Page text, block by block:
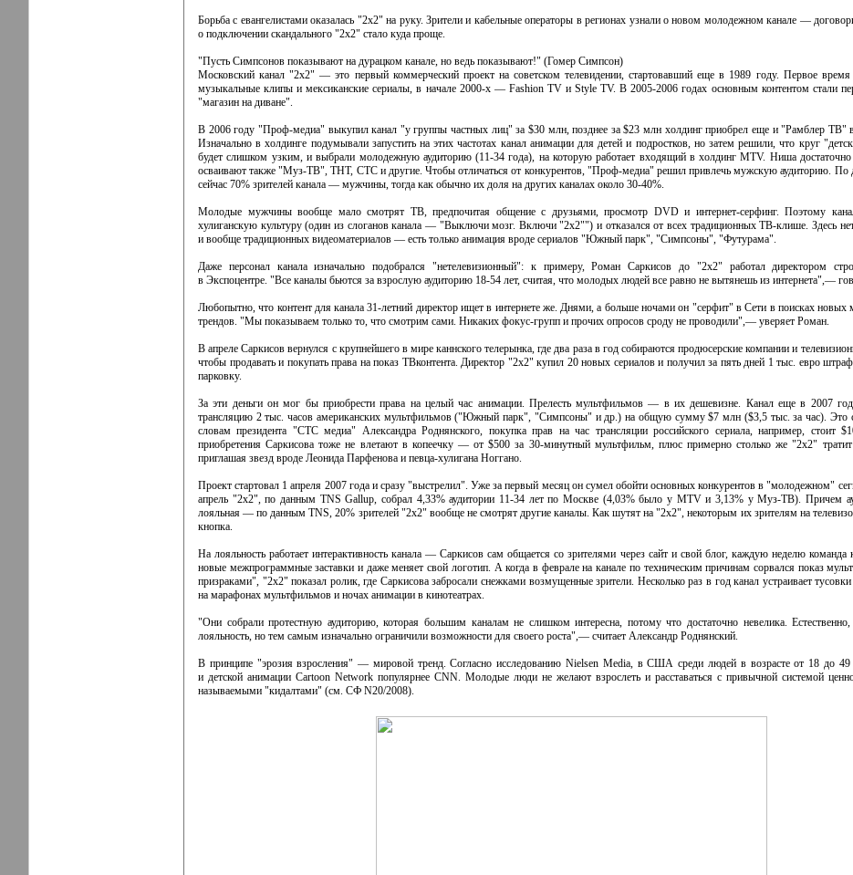
Борьба с евангелистами оказалась "2x2" на руку. Зрители и кабельные операторы в регионах узнали о новом молодежном канале —
о подключении скандального "2x2" стало куда проще.
"Пусть Симпсонов показывают на дурацком канале, но ведь показывают!" (Гомер Симпсон)
Московский канал "2x2" — это первый коммерческий проект на советском телевидении, стартовавший еще в 1989 году. Первое
музыкальные клипы и мексиканские сериалы, в начале 2000-х — Fashion TV и Style TV. В 2005-2006 годах основным контентом стали
"магазин на диване".
В 2006 году "Проф-медиа" выкупил канал "у группы частных лиц" за $30 млн, позднее за $23 млн холдинг приобрел еще и "Рамблер ТВ" в
Изначально в холдинге подумывали запустить на этих частотах канал анимации для детей и подростков, но затем решили, что круг
будет слишком узким, и выбрали молодежную аудиторию (11-34 года), на которую работает входящий в холдинг MTV. Ниша
осваивают также "Муз-ТВ", ТНТ, СТС и другие. Чтобы отличаться от конкурентов, "Проф-медиа" решил привлечь мужскую аудиторию. По
сейчас 70% зрителей канала — мужчины, тогда как обычно их доля на других каналах около 30-40%.
Молодые мужчины вообще мало смотрят ТВ, предпочитая общение с друзьями, просмотр DVD и интернет-серфинг. Поэтому
хулиганскую культуру (один из слоганов канала — "Выключи мозг. Включи "2х2"") и отказался от всех традиционных ТВ-клише. Здесь
и вообще традиционных видеоматериалов — есть только анимация вроде сериалов "Южный парк", "Симпсоны", "Футурама".
Даже персонал канала изначально подобрался "нетелевизионный": к примеру, Роман Саркисов до "2x2" работал директором
в Экспоцентре. "Все каналы бьются за взрослую аудиторию 18-54 лет, считая, что молодых людей все равно не вытянешь из интернета",—
Любопытно, что контент для канала 31-летний директор ищет в интернете же. Днями, а больше ночами он "серфит" в Сети в поисках новых
трендов. "Мы показываем только то, что смотрим сами. Никаких фокус-групп и прочих опросов сроду не проводили",— уверяет Роман.
В апреле Саркисов вернулся с крупнейшего в мире каннского телерынка, где два раза в год собираются продюсерские компании и
чтобы продавать и покупать права на показ ТВконтента. Директор "2x2" купил 20 новых сериалов и получил за пять дней 1 тыс. евро
парковку.
За эти деньги он мог бы приобрести права на целый час анимации. Прелесть мультфильмов — в их дешевизне. Канал еще в 2007
трансляцию 2 тыс. часов американских мультфильмов ("Южный парк", "Симпсоны" и др.) на общую сумму $7 млн ($3,5 тыс. за час). Это
словам президента "СТС медиа" Александра Роднянского, покупка прав на час трансляции российского сериала, например, стоит
приобретения Саркисова тоже не влетают в копеечку — от $500 за 30-минутный мультфильм, плюс примерно столько же "2x2" тратит
приглашая звезд вроде Леонида Парфенова и певца-хулигана Ноггано.
Проект стартовал 1 апреля 2007 года и сразу "выстрелил". Уже за первый месяц он сумел обойти основных конкурентов в "молодежном"
апрель "2x2", по данным TNS Gallup, собрал 4,33% аудитории 11-34 лет по Москве (4,03% было у MTV и 3,13% у Муз-ТВ). Причем
лояльная — по данным TNS, 20% зрителей "2x2" вообще не смотрят другие каналы. Как шутят на "2x2", некоторым их зрителям на
кнопка.
На лояльность работает интерактивность канала — Саркисов сам общается со зрителями через сайт и свой блог, каждую неделю команда
новые межпрограммные заставки и даже меняет свой логотип. А когда в феврале на канале по техническим причинам сорвался показ
призраками", "2x2" показал ролик, где Саркисова забросали снежками возмущенные зрители. Несколько раз в год канал устраивает
на марафонах мультфильмов и ночах анимации в кинотеатрах.
"Они собрали протестную аудиторию, которая большим каналам не слишком интересна, потому что достаточно невелика. Естественно,
лояльность, но тем самым изначально ограничили возможности для своего роста",— считает Александр Роднянский.
В принципе "эрозия взросления" — мировой тренд. Согласно исследованию Nielsen Media, в США среди людей в возрасте от 18 до 49
и детской анимации Cartoon Network популярнее CNN. Молодые люди не желают взрослеть и расставаться с привычной системой
называемыми "кидалтами" (см. СФ N20/2008).